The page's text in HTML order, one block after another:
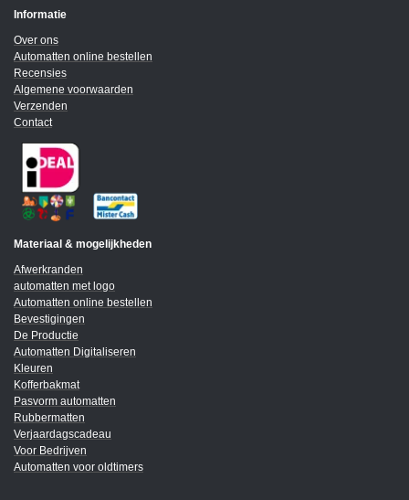
Informatie
Over ons
Automatten online bestellen
Recensies
Algemene voorwaarden
Verzenden
Contact
Materiaal & mogelijkheden
Afwerkranden
automatten met logo
Automatten online bestellen
Bevestigingen
De Productie
Automatten Digitaliseren
Kleuren
Kofferbakmat
Pasvorm automatten
Rubbermatten
Verjaardagscadeau
Voor Bedrijven
Automatten voor oldtimers